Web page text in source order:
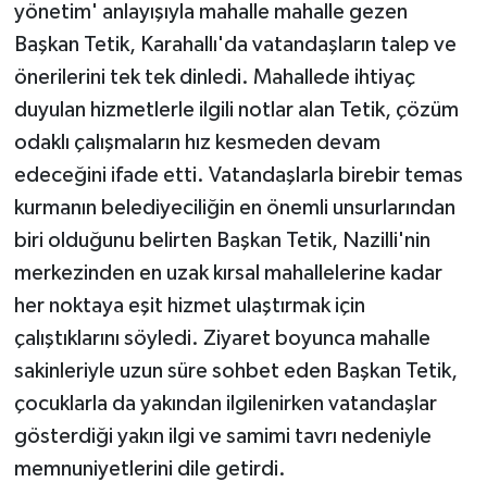
yönetim' anlayışıyla mahalle mahalle gezen
Başkan Tetik, Karahallı'da vatandaşların talep ve
önerilerini tek tek dinledi. Mahallede ihtiyaç
duyulan hizmetlerle ilgili notlar alan Tetik, çözüm
odaklı çalışmaların hız kesmeden devam
edeceğini ifade etti. Vatandaşlarla birebir temas
kurmanın belediyeciliğin en önemli unsurlarından
biri olduğunu belirten Başkan Tetik, Nazilli'nin
merkezinden en uzak kırsal mahallelerine kadar
her noktaya eşit hizmet ulaştırmak için
çalıştıklarını söyledi. Ziyaret boyunca mahalle
sakinleriyle uzun süre sohbet eden Başkan Tetik,
çocuklarla da yakından ilgilenirken vatandaşlar
gösterdiği yakın ilgi ve samimi tavrı nedeniyle
memnuniyetlerini dile getirdi.